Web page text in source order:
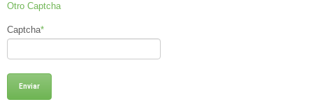
Otro Captcha
Captcha*